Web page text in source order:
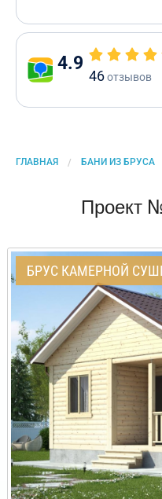
4.9
46отзывов
ГЛАВНАЯ БАНИ ИЗ БРУСА
Проект
БРУС КАМЕРНОЙ